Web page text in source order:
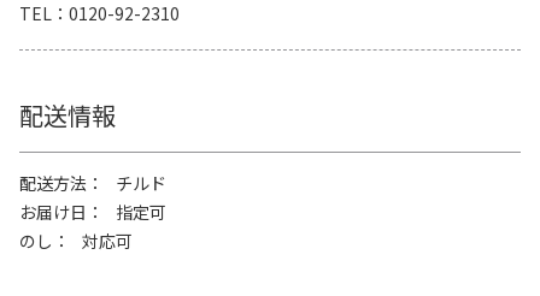
TEL
0120-92-2310
配送情報
配送方法
チルド
お届け日
指定可
のし
対応可